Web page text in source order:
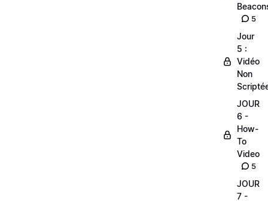
5
Jour
5 :
Vidéo
Non
JOUR
6 -
How-
To
Video
5
JOUR
7 -